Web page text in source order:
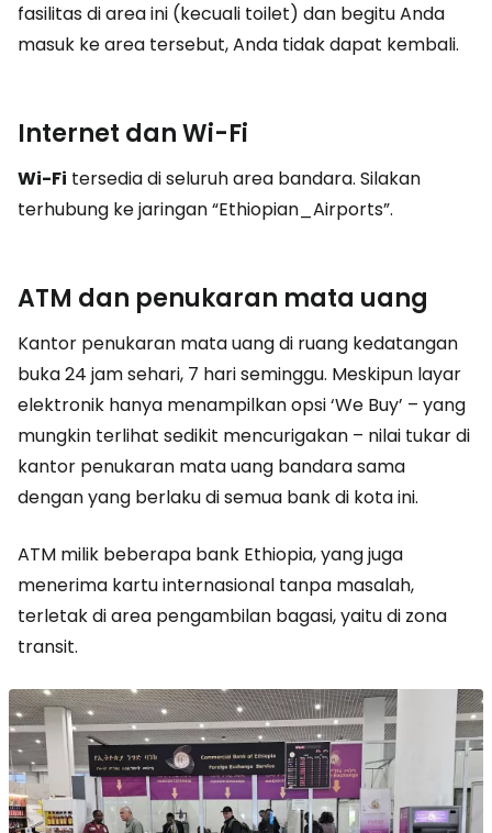
fasilitas di area ini (kecuali toilet) dan begitu Anda
masuk ke area tersebut, Anda tidak dapat kembali.
Internet dan Wi-Fi
Wi-Fi tersedia di seluruh area bandara. Silakan
terhubung ke jaringan “Ethiopian_Airports”.
ATM dan penukaran mata uang
Kantor penukaran mata uang di ruang kedatangan
buka 24 jam sehari, 7 hari seminggu. Meskipun layar
elektronik hanya menampilkan opsi ‘We Buy’ – yang
mungkin terlihat sedikit mencurigakan – nilai tukar di
kantor penukaran mata uang bandara sama
dengan yang berlaku di semua bank di kota ini.
ATM milik beberapa bank Ethiopia, yang juga
menerima kartu internasional tanpa masalah,
terletak di area pengambilan bagasi, yaitu di zona
transit.